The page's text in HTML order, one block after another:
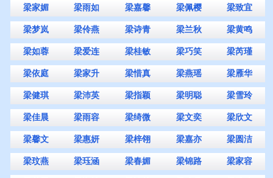
梁家媚 梁雨如 梁嘉馨 梁佩樱 梁致宜
梁梦岚 梁伶燕 梁诗青 梁兰秋 梁黄鸣
梁如蓉 梁爱连 梁桂敏 梁巧笑 梁芮瑾
梁依庭 梁家升 梁惜真 梁燕瑶 梁雁华
梁健琪 梁沛英 梁指颖 梁明聪 梁雪玲
梁佳晨 梁雨容 梁绮微 梁文奕 梁欣文
梁馨文 梁惠妍 梁梓翎 梁嘉亦 梁圆洁
梁玟燕 梁珏涵 梁春媚 梁锦路 梁家容